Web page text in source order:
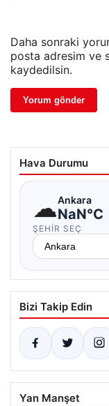
Daha sonraki
posta adresim ve
kaydedilsin.
Hava Durumu
☁Ankara
NaN°C
ŞEHIR SEÇ
Bizi Takip Edin
Yan Manşet